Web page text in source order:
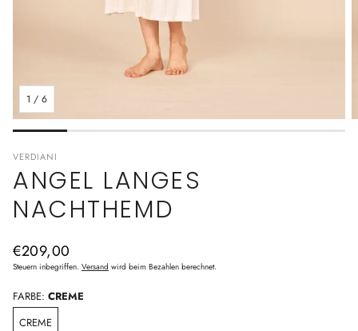
1 / 6
VERDIANI
ANGEL LANGES
NACHTHEMD
Normaler
Preis
€209,00
Steuern inbegriffen. Versand wird beim Bezahlen berechnet.
FARBE: CREME
CREME